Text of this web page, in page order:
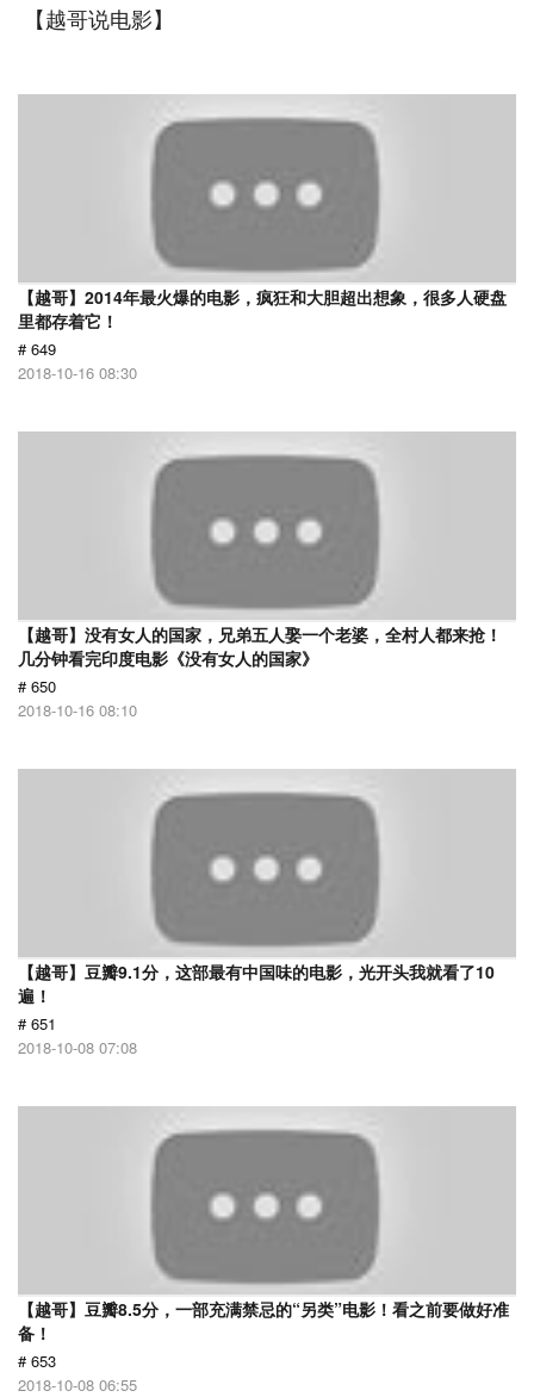
【越哥说电影】
【越哥】2014年最火爆的电影，疯狂和大胆超出想象，很多人硬盘
里都存着它！
# 649
2018-10-16 08:30
【越哥】没有女人的国家，兄弟五人娶一个老婆，全村人都来抢！
几分钟看完印度电影《没有女人的国家》
# 650
2018-10-16 08:10
【越哥】豆瓣9.1分，这部最有中国味的电影，光开头我就看了10
遍！
# 651
2018-10-08 07:08
【越哥】豆瓣8.5分，一部充满禁忌的“另类”电影！看之前要做好准
备！
# 653
2018-10-08 06:55